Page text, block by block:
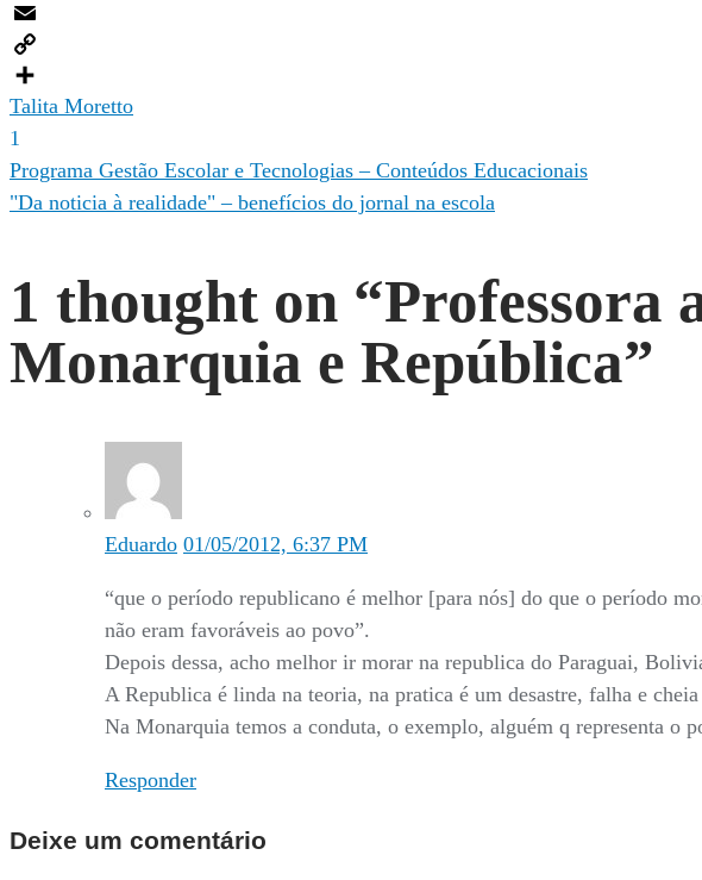
LinkedIn
Email
Copy
Link
Compartilhar
Talita Moretto
1
Navegação
Post
Programa Gestão Escolar e Tecnologias – Conteúdos Educacionais
"Da noticia à realidade" – benefícios do jornal na escola
1 thought on “Professora
Monarquia e República”
Eduardo 01/05/2012, 6:37 PM
“que o período republicano é melhor [para nós] do que o período
não eram favoráveis ao povo”.
Depois dessa, acho melhor ir morar na republica do Paraguai,
A Republica é linda na teoria, na pratica é um desastre, falha e
Na Monarquia temos a conduta, o exemplo, alguém q representa o
Responder
Deixe um comentário